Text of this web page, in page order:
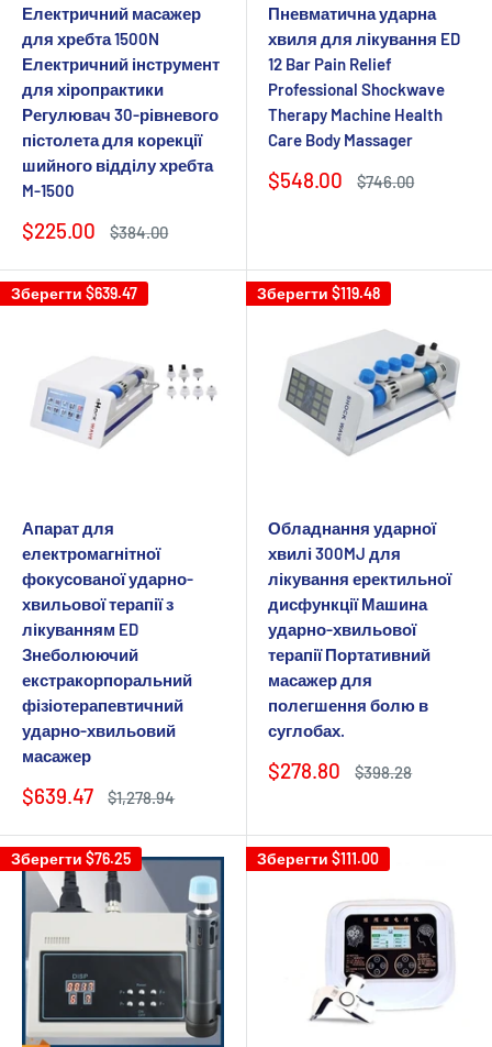
Електричний масажер
для хребта 1500N
Електричний інструмент
для хіропрактики
Регулювач 30-рівневого
пістолета для корекції
шийного відділу хребта
M-1500
Ціна
$225.00
Звичайна
$384.00
Пневматична ударна
хвиля для лікування ED
12 Bar Pain Relief
Professional Shockwave
Therapy Machine Health
Care Body Massager
Ціна
$548.00
Звичайна
$746.00
Зберегти $639.47
Апарат для
електромагнітної
фокусованої ударно-
хвильової терапії з
лікуванням ED
Знеболюючий
екстракорпоральний
фізіотерапевтичний
ударно-хвильовий
масажер
Ціна
$639.47
Звичайна
$1,278.94
Зберегти $119.48
Обладнання ударної
хвилі 300MJ для
лікування еректильної
дисфункції Машина
ударно-хвильової
терапії Портативний
масажер для
полегшення болю в
суглобах.
Ціна
$278.80
Звичайна
$398.28
Зберегти $76.25 Зберегти $111.00